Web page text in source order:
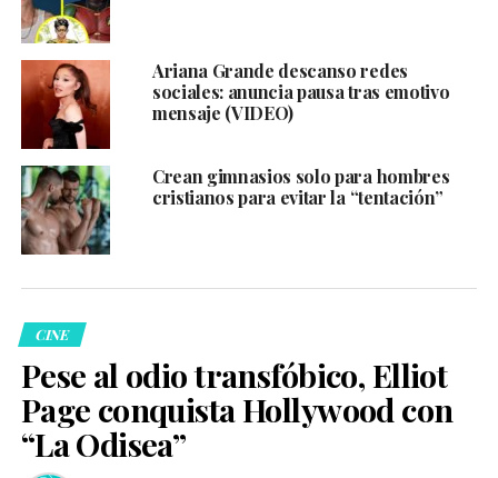
Ariana Grande descanso redes
sociales: anuncia pausa tras emotivo
mensaje (VIDEO)
Crean gimnasios solo para hombres
cristianos para evitar la “tentación”
CINE
Pese al odio transfóbico, Elliot
Page conquista Hollywood con
“La Odisea”